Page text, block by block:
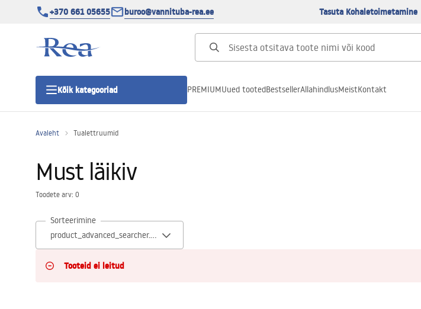
+370 661 05655 buroo@vannituba-rea.ee Tasuta Kohaletoimetamine
Kõik kategooriad
Duši uks
PREMIUMUued tootedBestsellerAllahindlusMeistKontakt
Avaleht Tualettruumid
Must läikiv
Toodete arv: 0
Sorteerimine
Tooteid ei leitud